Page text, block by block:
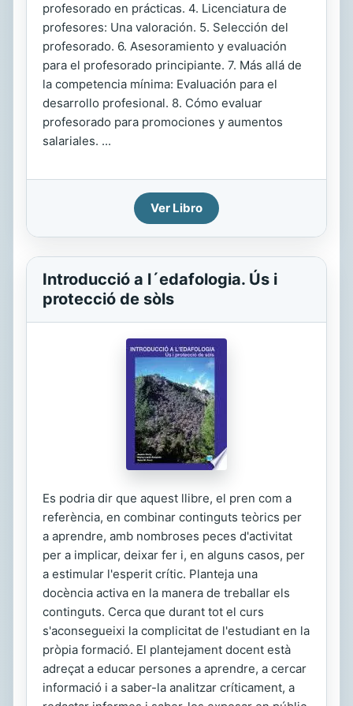
profesorado en prácticas. 4. Licenciatura de
profesores: Una valoración. 5. Selección del
profesorado. 6. Asesoramiento y evaluación
para el profesorado principiante. 7. Más allá de
la competencia mínima: Evaluación para el
desarrollo profesional. 8. Cómo evaluar
profesorado para promociones y aumentos
salariales. ...
Ver Libro
Introducció a l´edafologia. Ús i
protecció de sòls
Es podria dir que aquest llibre, el pren com a
referència, en combinar continguts teòrics per
a aprendre, amb nombroses peces d'activitat
per a implicar, deixar fer i, en alguns casos, per
a estimular l'esperit crític. Planteja una
docència activa en la manera de treballar els
continguts. Cerca que durant tot el curs
s'aconsegueixi la complicitat de l'estudiant en la
pròpia formació. El plantejament docent està
adreçat a educar persones a aprendre, a cercar
informació i a saber-la analitzar críticament, a